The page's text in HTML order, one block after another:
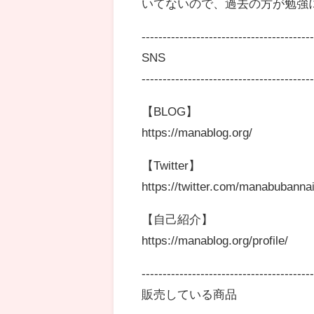
いてないので、過去の方が勉強
SNS
【BLOG】
https://manablog.org/
【Twitter】
https://twitter.com/manabubannai
【自己紹介】
https://manablog.org/profile/
販売している商品